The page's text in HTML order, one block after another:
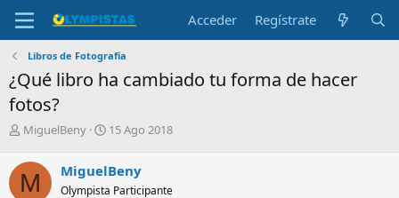
Acceder Regístrate
Libros de Fotografía
¿Qué libro ha cambiado tu forma de hacer
fotos?
I
i
c
i
MiguelBeny
F
h
a
15 Ago 2018
M MiguelBeny
Olympista Participante